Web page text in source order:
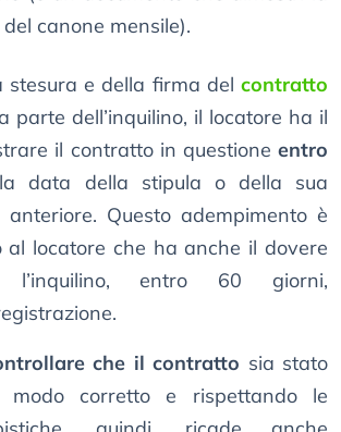
canone mensile).
stesura e della firma del contratto
parte dell’inquilino, il locatore ha il
il contratto in questione entro
data della stipula o della sua
anteriore. Questo adempimento è
al locatore che ha anche il dovere
entro 60 giorni,
che il contratto sia stato
modo corretto e rispettando le